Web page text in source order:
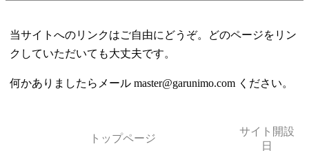
当サイトへのリンクはご自由にどうぞ。どのページをリン
クしていただいても大丈夫です。
何かありましたらメール master@garunimo.com ください。
トップページ
サイト開設
日